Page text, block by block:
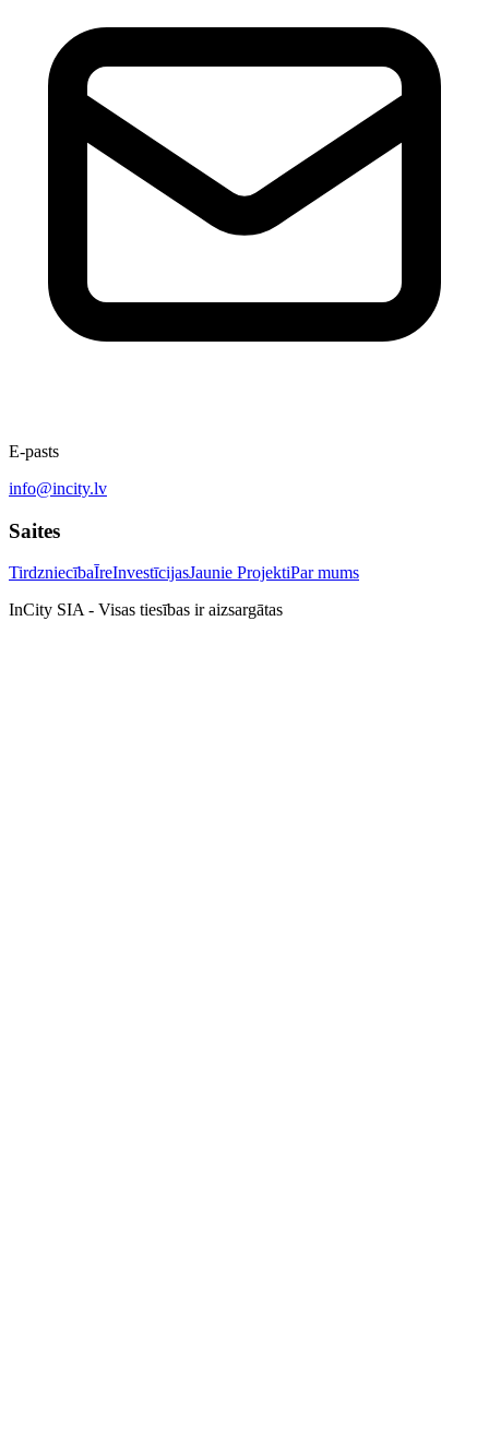
E-pasts
info@incity.lv
Saites
TirdzniecībaĪreInvestīcijasJaunie ProjektiPar mums
InCity SIA - Visas tiesības ir aizsargātas